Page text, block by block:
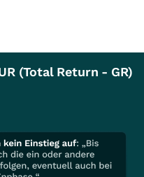
(Total Return - GR)